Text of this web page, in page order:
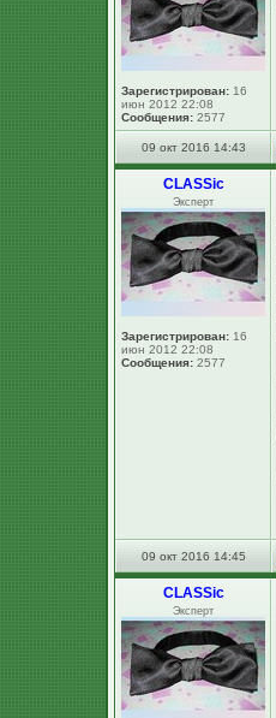
Зарегистрирован: 16
июн 2012 22:08
Сообщения: 2577
09 окт 2016 14:43
CLASSic
Эксперт
Зарегистрирован: 16
июн 2012 22:08
Сообщения: 2577
09 окт 2016 14:45
CLASSic
Эксперт